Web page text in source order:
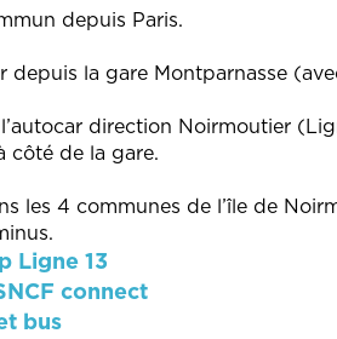
depuis Paris.
depuis la gare Montparnasse
direction Noirmoutier
côté de la gare.
les 4 communes de l’île de
Ligne 13
connect
bus